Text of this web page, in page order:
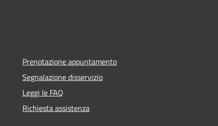
Prenotazione appuntamento
Segnalazione disservizio
Leggi le FAQ
Richiesta assistenza